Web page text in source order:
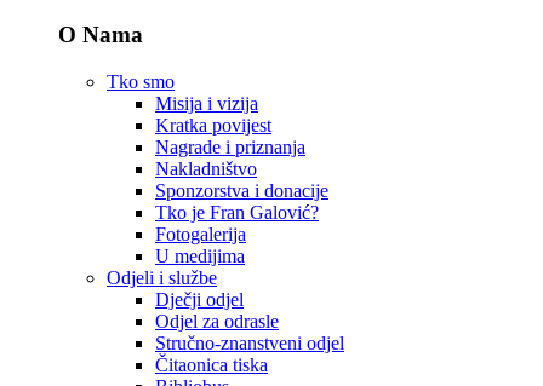
O Nama
Tko smo
Misija i vizija
Kratka povijest
Nagrade i priznanja
Nakladništvo
Sponzorstva i donacije
Tko je Fran Galović?
Fotogalerija
U medijima
Odjeli i službe
Dječji odjel
Odjel za odrasle
Stručno-znanstveni odjel
Čitaonica tiska